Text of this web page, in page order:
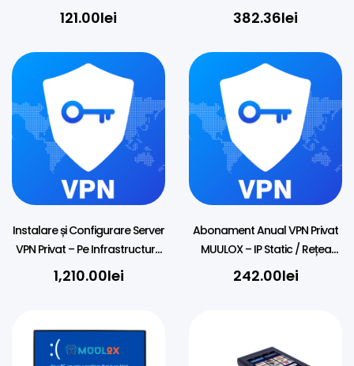
(Abonament Cartelă Casa de
121.00lei
SIM (2GB) TMS, DATECS BC50
382.36lei
Instalare și Configurare Server
VPN Privat – Pe Infrastructura
Clientului
1,210.00lei
Abonament Anual VPN Privat
MUULOX – IP Static / Rețea
Securizată (5 PC)
242.00lei